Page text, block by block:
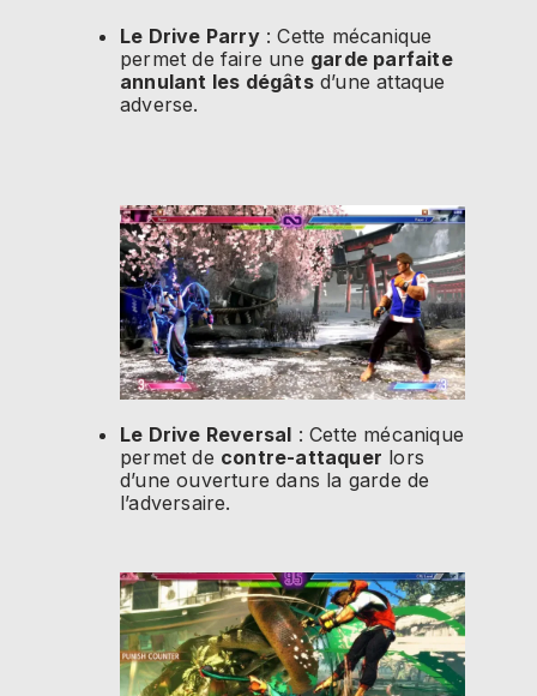
Le Drive Parry: Cette mécanique
permet de faire une garde parfaite
annulant les dégâtsd’une attaque
adverse.
Le Drive Reversal : Cette mécanique
permet de contre-attaquer lors
d’une ouverture dans la garde de
l’adversaire.